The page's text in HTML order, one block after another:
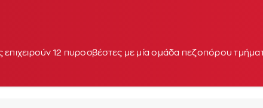
- Μήνυμα από το 112 για ετοιμότητα
επιχειρούν 12 πυροσβέστες με μία ομάδα πεζοπόρου